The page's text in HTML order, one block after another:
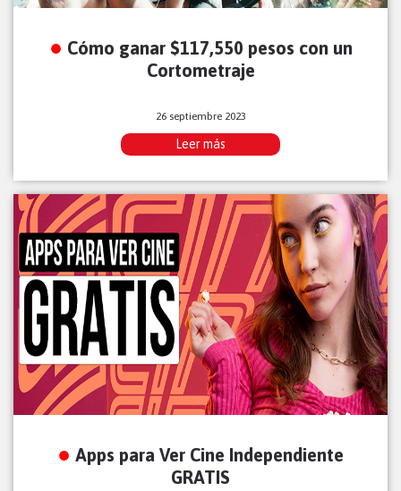
Cómo ganar $117,550 pesos con un
Cortometraje
26 septiembre 2023
Leer más
Apps para Ver Cine Independiente
GRATIS